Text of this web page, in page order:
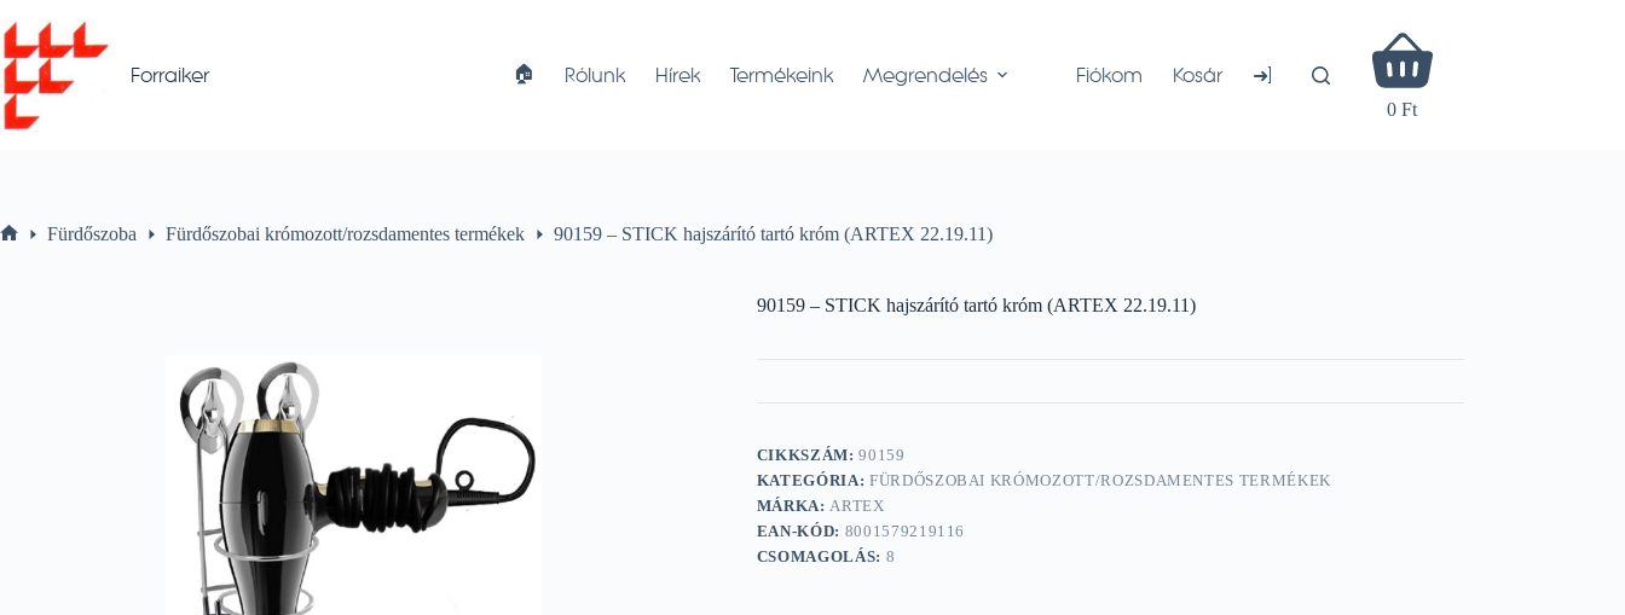
to
content
Forraiker 🏠︎ Rólunk Hírek Termékeink Megrendelés Fiókom Kosár ➜]
Shopping
cart
0 Ft
Fürdőszoba Fürdőszobai krómozott/rozsdamentes termékek 90159 – STICK hajszárító tartó króm (ARTEX 22.19.11)
90159 – STICK hajszárító tartó króm (ARTEX 22.19.11)
CIKKSZÁM:90159
KATEGÓRIA: FÜRDŐSZOBAI KRÓMOZOTT/ROZSDAMENTES TERMÉKEK
MÁRKA:ARTEX
EAN-KÓD: 8001579219116
CSOMAGOLÁS: 8